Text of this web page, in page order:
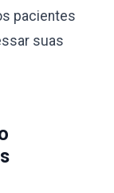
pacientes
suas